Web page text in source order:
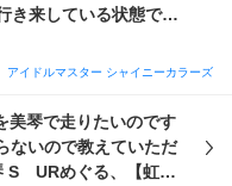
き来している状態で
ットを考えてしっか
に育成法が合ってい
が足らずらステが
だまだ多くないのに
。 それなりに強い育
アイドルマスター シャイニーカラーズ
美琴で走りたいのです
ないので教えていただ